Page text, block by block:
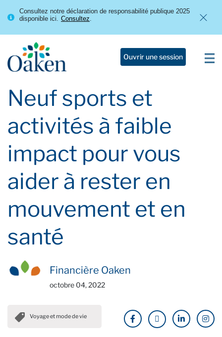
Consultez notre déclaration de responsabilité publique 2025
disponible ici. Consultez.
Ouvrir une session
Neuf sports et
activités à faible
impact pour vous
aider à rester en
mouvement et en
santé
Financière Oaken
octobre 04, 2022
Voyage et mode de vie